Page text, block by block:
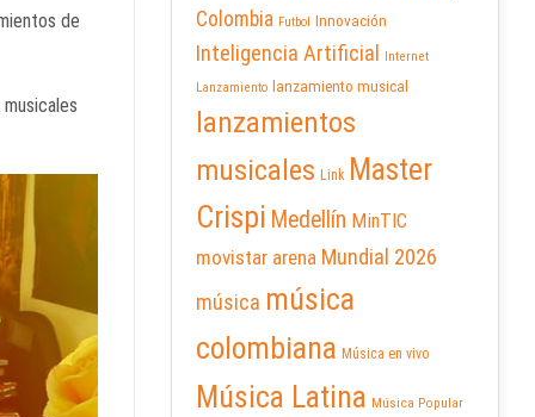
de
Colombia Futbol Innovación
Inteligencia Artificial
Internet
Lanzamiento
lanzamiento musical
lanzamientos
musicales Link Master
Crispi Medellín MinTIC
movistar arena Mundial 2026
música música
colombiana Música en vivo
Música Latina Música Popular